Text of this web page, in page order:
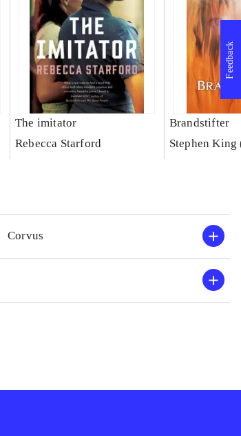
The imitator
Rebecca Starford
Brandstifter
Stephen
Corvus
Feedback